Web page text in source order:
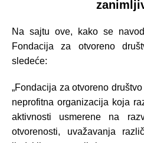
Na sajtu ove, kako se
Fondacija za otvoreno
sledeće:
„Fondacija za otvoreno
neprofitna organizacija koja
aktivnosti usmerene na
otvorenosti, uvažavanja